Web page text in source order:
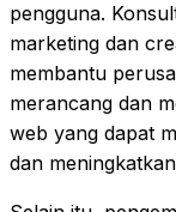
pengguna.
marketing dan
membantu
merancang dan
web yang dapat
dan